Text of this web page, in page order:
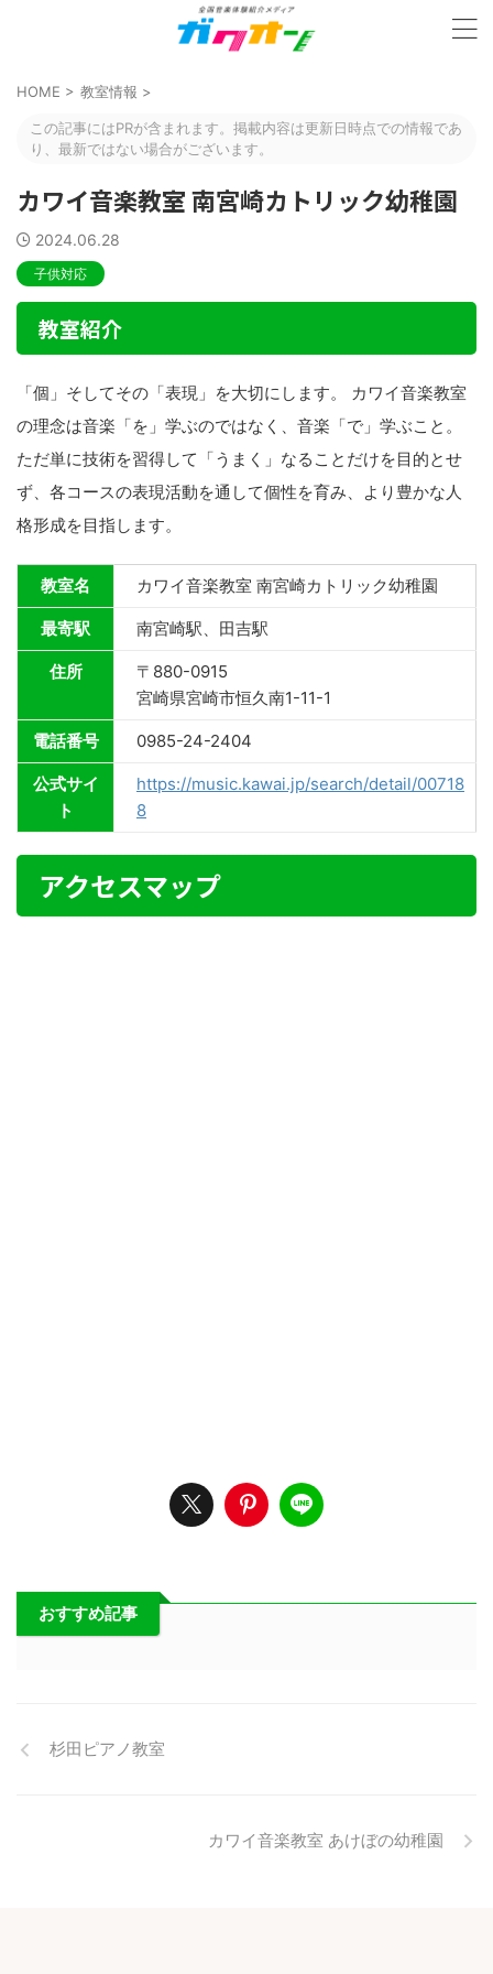
HOME > 教室情報 >
この記事にはPRが含まれます。掲載内容は更新日時点での情報であ
り、最新ではない場合がございます。
カワイ音楽教室 南宮崎カトリック幼稚園
2024.06.28
子供対応
教室紹介
「個」そしてその「表現」を大切にします。 カワイ音楽教室
の理念は音楽「を」学ぶのではなく、音楽「で」学ぶこと。
ただ単に技術を習得して「うまく」なることだけを目的とせ
ず、各コースの表現活動を通して個性を育み、より豊かな人
格形成を目指します。
教室名 カワイ音楽教室 南宮崎カトリック幼稚園
最寄駅 南宮崎駅、田吉駅
住所
〒880-0915
宮崎県宮崎市恒久南1-11-1
電話番号 0985-24-2404
公式サイ
ト
https://music.kawai.jp/search/detail/00718
8
アクセスマップ
おすすめ記事
杉田ピアノ教室
カワイ音楽教室 あけぼの幼稚園